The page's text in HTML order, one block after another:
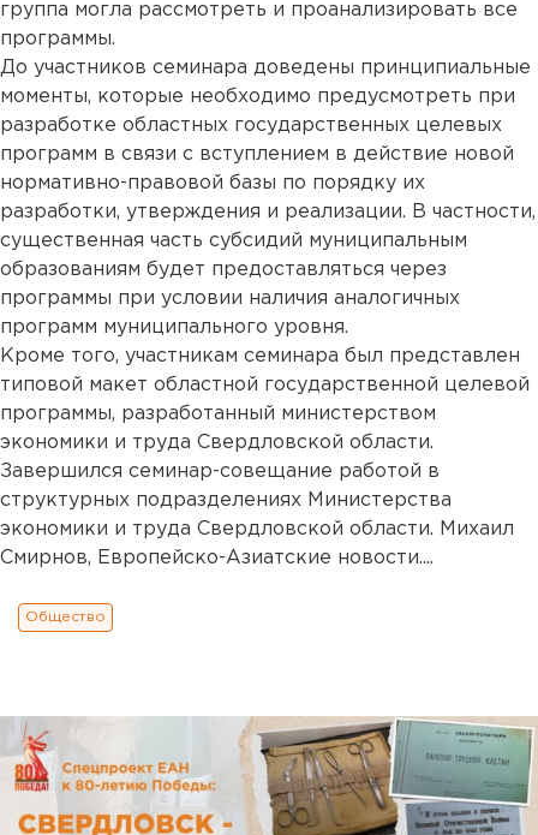
группа могла рассмотреть и проанализировать все
программы.
До участников семинара доведены принципиальные
моменты, которые необходимо предусмотреть при
разработке областных государственных целевых
программ в связи с вступлением в действие новой
нормативно-правовой базы по порядку их
разработки, утверждения и реализации. В частности,
существенная часть субсидий муниципальным
образованиям будет предоставляться через
программы при условии наличия аналогичных
программ муниципального уровня.
Кроме того, участникам семинара был представлен
типовой макет областной государственной целевой
программы, разработанный министерством
экономики и труда Свердловской области.
Завершился семинар-совещание работой в
структурных подразделениях Министерства
экономики и труда Свердловской области. Михаил
Смирнов, Европейско-Азиатские новости....
Общество